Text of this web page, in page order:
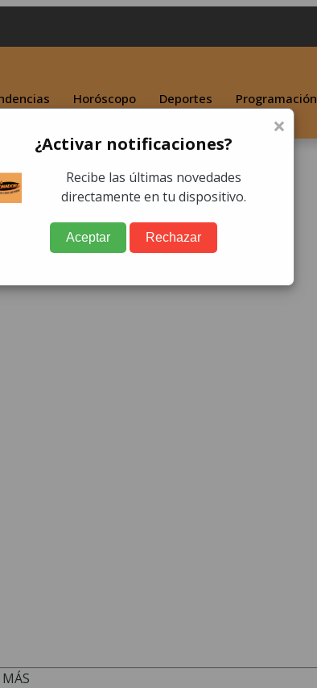
Horóscopo Deportes Programación
MÁS
×
¿Activar notificaciones?
Recibe las últimas novedades
directamente en tu dispositivo.
Aceptar Rechazar